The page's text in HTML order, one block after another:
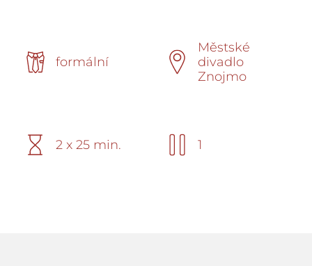
formální
Městské
divadlo
Znojmo
2 x 25 min. 1